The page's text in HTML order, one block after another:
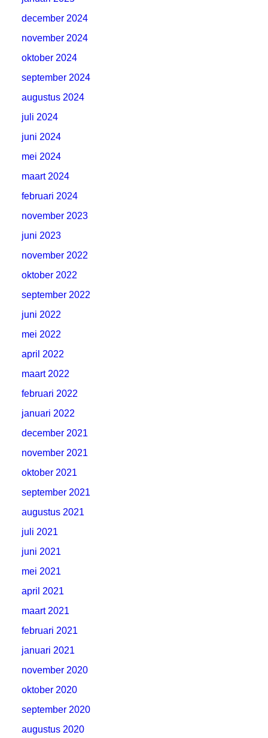
december 2024
november 2024
oktober 2024
september 2024
augustus 2024
juli 2024
juni 2024
mei 2024
maart 2024
februari 2024
november 2023
juni 2023
november 2022
oktober 2022
september 2022
juni 2022
mei 2022
april 2022
maart 2022
februari 2022
januari 2022
december 2021
november 2021
oktober 2021
september 2021
augustus 2021
juli 2021
juni 2021
mei 2021
april 2021
maart 2021
februari 2021
januari 2021
november 2020
oktober 2020
september 2020
augustus 2020